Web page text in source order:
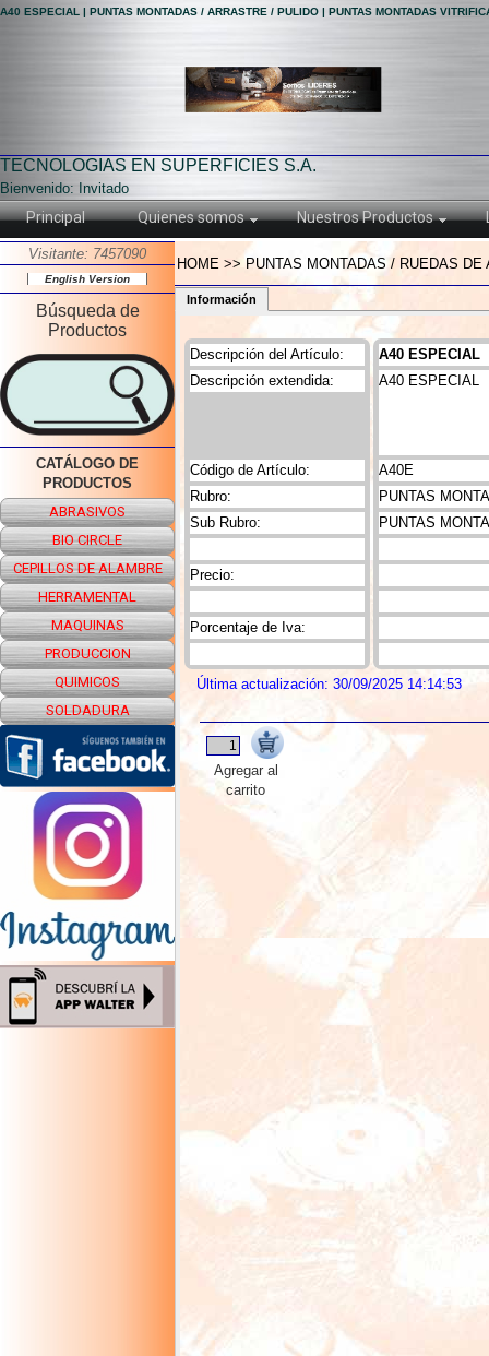
A40 ESPECIAL | PUNTAS MONTADAS / ARRASTRE / PULIDO | PUNTAS MONTADAS
TECNOLOGIAS EN SUPERFICIES S.A.
Bienvenido: Invitado
Principal Quienes somos Nuestros Productos
Visitante: 7457090
English Version
Búsqueda de
Productos
CATÁLOGO DE
PRODUCTOS
ABRASIVOS
BIO CIRCLE
CEPILLOS DE ALAMBRE
HERRAMENTAL
MAQUINAS
PRODUCCION
QUIMICOS
SOLDADURA
HOME >> PUNTAS MONTADAS / RUEDAS
Información
Descripción del Artículo:
Código de Artículo:
Rubro:
Sub Rubro:
Precio:
Descripción extendida:
Porcentaje de Iva:
A40 ESPECIAL
A40E
PUNTAS
PUNTAS
A40 ESPECIAL
Última actualización: 30/09/2025 14:14:53
Agregar al
carrito